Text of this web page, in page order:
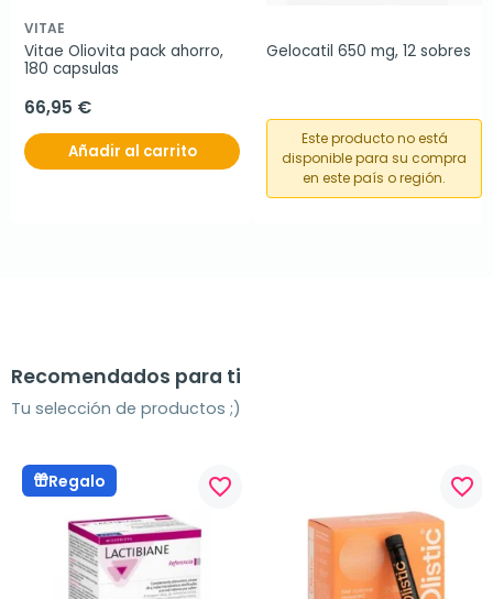
VITAE
Vitae Oliovita pack ahorro,
180 capsulas
66,95 €
Añadir al carrito
Gelocatil 650 mg, 12 sobres
Este producto no está
disponible para su compra
en este país o región.
Recomendados para ti
Tu selección de productos ;)
Regalo favorite_border favorite_border